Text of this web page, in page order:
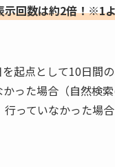
回数は約2倍！※1
起点として10日間
った場合（自然検
っていなかった場合